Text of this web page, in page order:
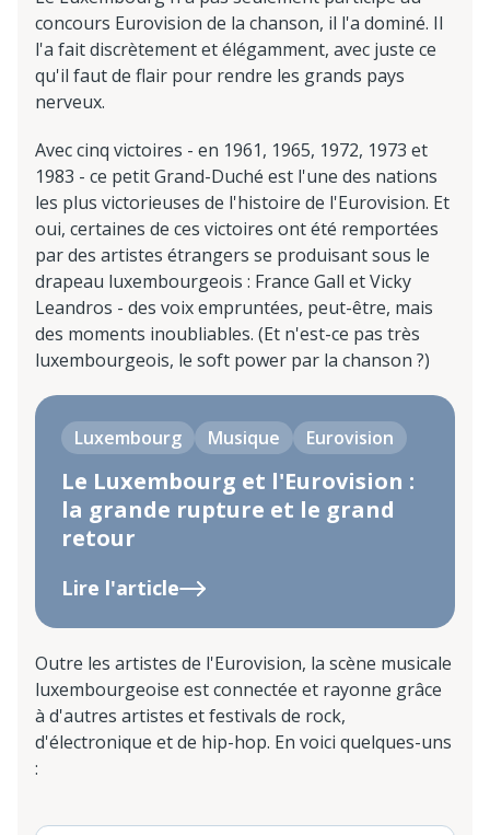
concours Eurovision de la chanson, il l'a dominé. Il
l'a fait discrètement et élégamment, avec juste ce
qu'il faut de flair pour rendre les grands pays
nerveux.
Avec cinq victoires - en 1961, 1965, 1972, 1973 et
1983 - ce petit Grand-Duché est l'une des nations
les plus victorieuses de l'histoire de l'Eurovision. Et
oui, certaines de ces victoires ont été remportées
par des artistes étrangers se produisant sous le
drapeau luxembourgeois : France Gall et Vicky
Leandros - des voix empruntées, peut-être, mais
des moments inoubliables. (Et n'est-ce pas très
luxembourgeois, le soft power par la chanson ?)
Luxembourg Musique Eurovision
Le Luxembourg et l'Eurovision :
la grande rupture et le grand
retour
Lire l'article
Outre les artistes de l'Eurovision, la scène musicale
luxembourgeoise est connectée et rayonne grâce
à d'autres artistes et festivals de rock,
d'électronique et de hip-hop. En voici quelques-uns
: